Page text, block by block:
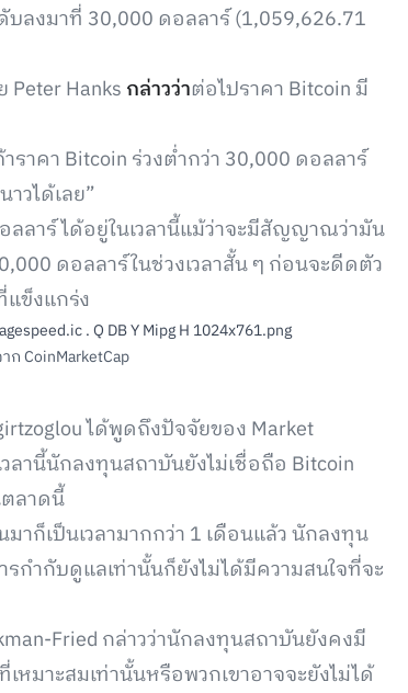
ลงมาที่ 30,000 ดอลลาร์ (1,059,626.71
Peter Hanks กล่าวว่าต่อไปราคา Bitcoin มี
ราคา Bitcoin ร่วงต่ำกว่า 30,000 ดอลลาร์
วได้เลย”
ลาร์ ได้อยู่ในเวลานี้แม้ว่าจะมีสัญญาณว่ามัน
ดอลลาร์ในช่วงเวลาสั้น ๆ ก่อนจะดีดตัว
ข็งแกร่ง
ก CoinMarketCap
ได้พูดถึงปัจจัยของ Market
านี้นักลงทุนสถาบันยังไม่เชื่อถือ Bitcoin
ลาดนี้
ก็เป็นเวลามากกว่า 1 เดือนแล้ว นักลงทุน
ำกับดูแลเท่านั้นก็ยังไม่ได้มีความสนใจที่จะ
Fried กล่าวว่านักลงทุนสถาบันยังคงมี
หมาะสมเท่านั้นหรือพวกเขาอาจจะยังไม่ได้